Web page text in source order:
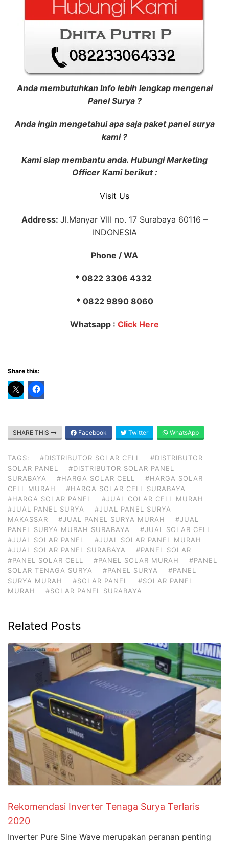
Anda membutuhkan Info lebih lengkap mengenai
Panel Surya ?
Anda ingin mengetahui apa saja paket panel surya
kami ?
Kami siap membantu anda. Hubungi Marketing
Officer Kami berikut :
Visit Us
Address: Jl.Manyar VIII no. 17 Surabaya 60116 –
INDONESIA
Phone / WA
* 0822 3306 4332
* 0822 9890 8060
Whatsapp : Click Here
Share this:
SHARE THIS Facebook Twitter WhatsApp
TAGS: #DISTRIBUTOR SOLAR CELL
#DISTRIBUTOR
SOLAR PANEL
#DISTRIBUTOR SOLAR PANEL
SURABAYA
#HARGA SOLAR CELL
#HARGA SOLAR
CELL MURAH
#HARGA SOLAR CELL SURABAYA
#HARGA SOLAR PANEL
#JUAL COLAR CELL MURAH
#JUAL PANEL SURYA
#JUAL PANEL SURYA
MAKASSAR
#JUAL PANEL SURYA MURAH
#JUAL
PANEL SURYA MURAH SURABAYA
#JUAL SOLAR CELL
#JUAL SOLAR PANEL
#JUAL SOLAR PANEL MURAH
#JUAL SOLAR PANEL SURABAYA
#PANEL SOLAR
#PANEL SOLAR CELL
#PANEL SOLAR MURAH
#PANEL
SOLAR TENAGA SURYA
#PANEL SURYA
#PANEL
SURYA MURAH
#SOLAR PANEL
#SOLAR PANEL
MURAH
#SOLAR PANEL SURABAYA
Related Posts
Rekomendasi Inverter Tenaga Surya Terlaris
2020
Inverter Pure Sine Wave merupakan peranan penting